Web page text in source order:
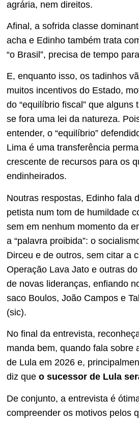
agrária, nem direitos.
Afinal, a sofrida classe
acha e Edinho também trata
“o Brasil”, precisa de tempo
E, enquanto isso, os tadinhos
muitos incentivos do Estado,
do “equilíbrio fiscal” que alguns
se fora uma lei da natureza.
entender, o “equilíbrio”
Lima é uma transferência
crescente de recursos para os
endinheirados.
Noutras respostas, Edinho fala
petista num tom de humildade
sem em nenhum momento da
a “palavra proibida”: o
Dirceu e de outros, sem citar a
Operação Lava Jato e outras
de novas lideranças, enfiando
saco Boulos, João Campos e
(sic).
No final da entrevista,
manda bem, quando fala sobre
de Lula em 2026 e,
diz que o sucessor de Lula
De conjunto, a entrevista é
compreender os motivos pelos